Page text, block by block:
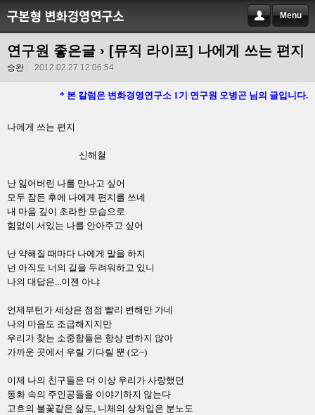
Menu
연구원 좋은글 › [뮤직 라이프] 나에게 쓰는 편지
승완 2012.02.27 12:06:54
* 본 칼럼은 변화경영연구소 1기 연구원 오병곤 님의 글입니다.
나에게 쓰는 편지
신해철
난 잃어버린 나를 만나고 싶어
모두 잠든 후에 나에게 편지를 쓰네
내 마음 깊이 초라한 모습으로
힘없이 서있는 나를 안아주고 싶어
난 약해질 때마다 나에게 말을 하지
넌 아직도 너의 길을 두려워하고 있니
나의 대답은...이젠 아냐
언제부턴가 세상은 점점 빨리 변해만 가네
나의 마음도 조급해지지만
우리가 찾는 소중함들은 항상 변하지 않아
가까운 곳에서 우릴 기다릴 뿐 (오~)
이제 나의 친구들은 더 이상 우리가 사랑했던
동화 속의 주인공들을 이야기하지 않는다
고흐의 불꽃같은 삶도, 니체의 상처입은 분노도